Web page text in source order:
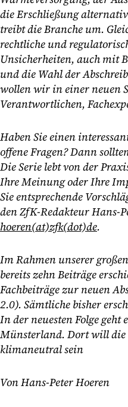
die Erschließung
treibt die Branche um.
rechtliche und
Unsicherheiten, auch mit
und die Wahl der
wollen wir in einer neuen
Verantwortlichen,
Haben Sie einen
offene Fragen? Dann
Die Serie lebt von der
Ihre Meinung oder Ihre
Sie entsprechende
den ZfK-Redakteur Hans-
hoeren(at)zfk(dot)de.
Im Rahmen unserer
bereits zehn Beiträge
Fachbeiträge zur neuen
2.0). Sämtliche bisher
In der neuesten Folge geht
Münsterland. Dort will die
klimaneutral sein
Von Hans-Peter Hoeren